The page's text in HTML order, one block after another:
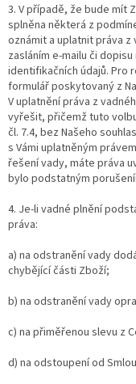
3. V případě, že bude mít
splněna některá z
oznámit a uplatnit práva
zasláním e-mailu či
identifikačních údajů. Pro
formulář poskytovaný z
V uplatnění práva z
vyřešit, přičemž tuto
čl. 7.4, bez Našeho
s Vámi uplatněným
řešení vady, máte práva
bylo podstatným
4. Je-li vadné plnění
práva:
a) na odstranění vady
chybějící části Zboží;
b) na odstranění vady
c) na přiměřenou slevu z
d) na odstoupení od